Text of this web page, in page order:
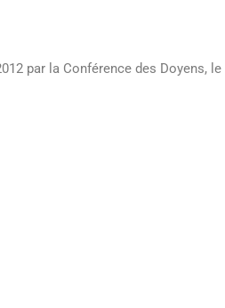
par la Conférence des Doyens, le